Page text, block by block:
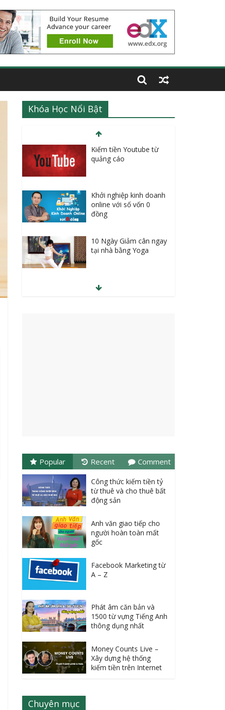
Khóa Học Nổi Bật
Kiếm tiền Youtube từ
quảng cáo
Khởi nghiệp kinh doanh
online với số vốn 0
đồng
10 Ngày Giảm cân ngay
tại nhà bằng Yoga
Kinh doanh đột phá
Popular Recent Comment
Công thức kiếm tiền tỷ
từ thuê và cho thuê bất
động sản
Anh văn giao tiếp cho
người hoàn toàn mất
gốc
Facebook Marketing từ
A – Z
Phát âm căn bản và
1500 từ vựng Tiếng Anh
thông dụng nhất
Money Counts Live –
Xây dựng hệ thống
kiếm tiền trên Internet
Chuyên mục